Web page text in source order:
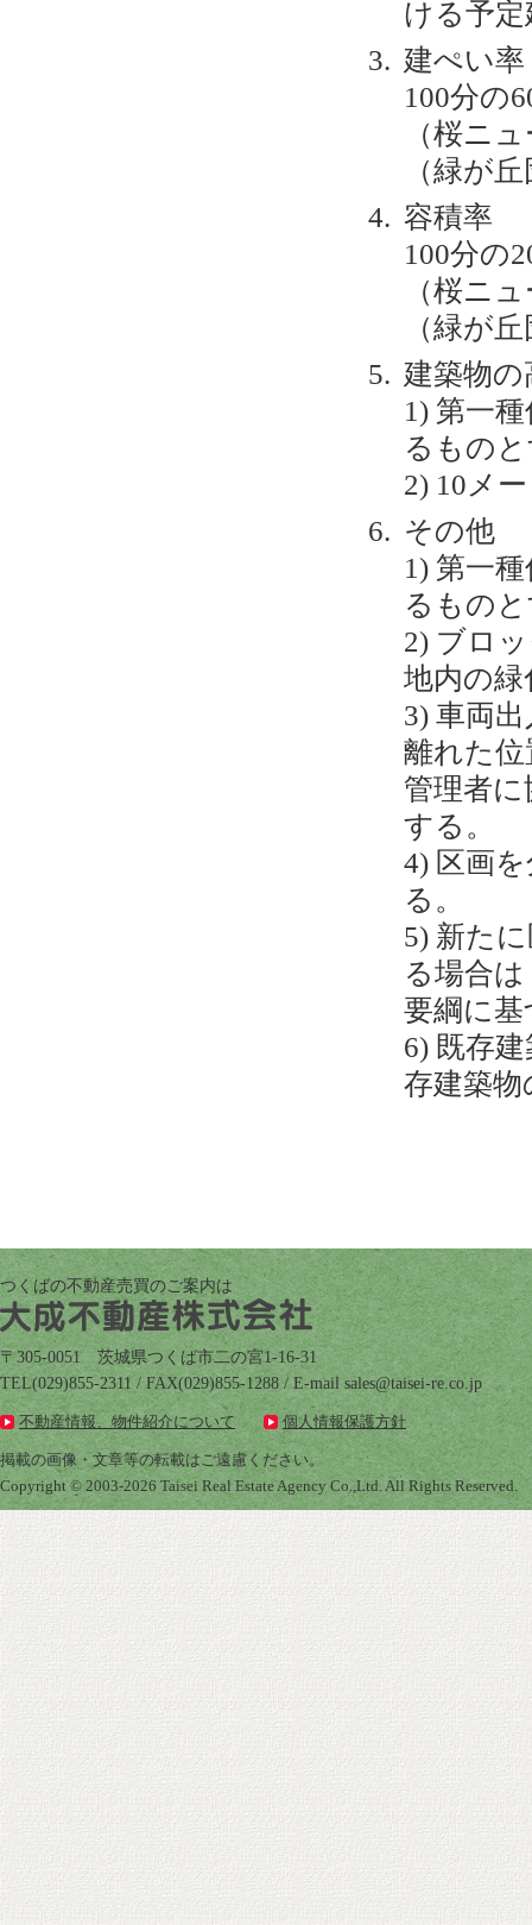
ける予
建ぺい率
100分の
（桜ニ
（緑が
容積率
100分の
（桜ニ
（緑が
建築物の
1) 第一
るもの
2) 10メ
その他
1) 第一
るもの
2) ブロ
地内の
3) 車両
離れた
管理者
する。
4) 区画
る。
5) 新た
る場合
要綱に
6) 既存
存建築
つくばの不動産売買のご案内は
〒305-0051 茨城県つくば市二の宮1-16-31
TEL(029)855-2311 / FAX(029)855-1288 / E-mailpj.oc.er-iesiat@selas
不動産情報、物件紹介について 個人情報保護方針
掲載の画像・文章等の転載はご遠慮ください。
Copyright © 2003-2026 Taisei Real Estate Agency Co.,Ltd. All Rights Reserved.